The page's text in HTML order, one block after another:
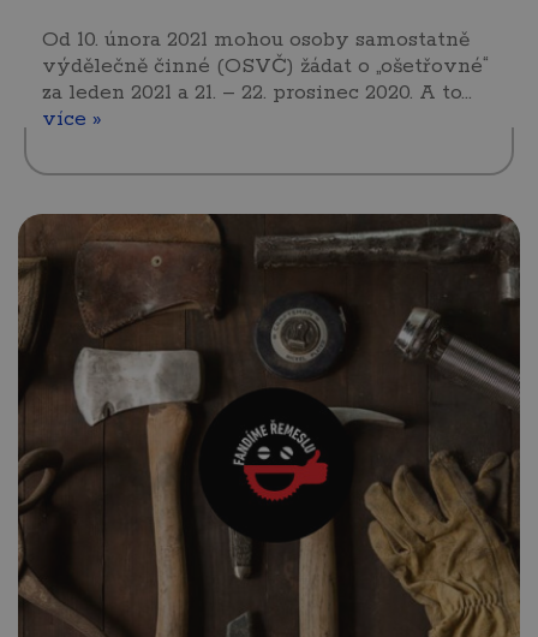
Od 10. února 2021 mohou osoby samostatně
výdělečně činné (OSVČ) žádat o „ošetřovné“
za leden 2021 a 21. – 22. prosinec 2020. A to…
více »